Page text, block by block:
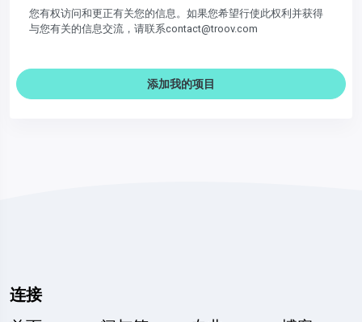
您有权访问和更正有关您的信息。如果您希望行使此权利并获得
与您有关的信息交流，请联系contact@troov.com
添加我的项目
连接